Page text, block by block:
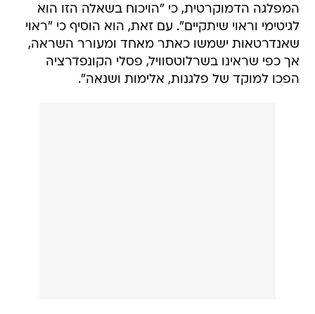
המפלגה הדמוקרטית, כי "הויכוח בשאלה הזו הוא
לגיטימי וראוי שיתקיים". עם זאת, הוא הוסיף כי "ראוי
שאנדרטאות ישמשו כאתר מאחד ומעורר השראה,
אך כפי שראינו בשרלוטסוויל, פסלי הקונפדרציה
הפכו למוקד של פלגנות, אלימות ושנאה".